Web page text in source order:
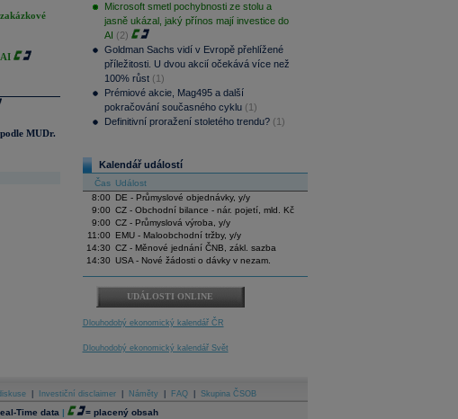
MUDr.
Microsoft smetl pochybnosti ze stolu a
jasně ukázal, jaký přínos mají investice do
AI (2)
Goldman Sachs vidí v Evropě přehlížené
příležitosti. U dvou akcií očekává více než
100% růst (1)
Prémiové akcie, Mag495 a další
pokračování současného cyklu (1)
Definitivní proražení stoletého trendu? (1)
Kalendář událostí
Čas Událost
8:00
DE - Průmyslové objednávky, y/y
9:00 CZ - Obchodní bilance - nár. pojetí, mld. Kč
9:00 CZ - Průmyslová výroba, y/y
11:00
EMU - Maloobchodní tržby, y/y
14:30 CZ - Měnové jednání ČNB, zákl. sazba
14:30 USA - Nové žádosti o dávky v nezam.
UDÁLOSTI ONLINE
Dlouhodobý ekonomický kalendář ČR
Dlouhodobý ekonomický kalendář Svět
Investiční disclaimer Náměty FAQ Skupina ČSOB
Time data | = placený obsah